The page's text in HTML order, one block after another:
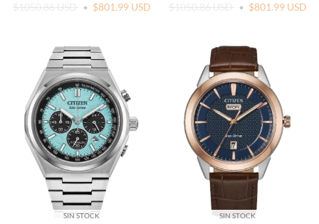
$1050.86 USD
$801.99 USD
$1050.86 USD
$801.99 USD
SIN STOCK SIN STOCK